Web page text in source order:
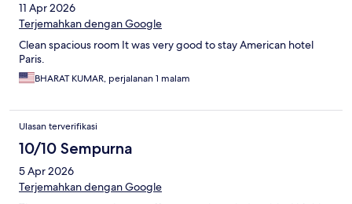
11 Apr 2026
Terjemahkan dengan Google
Clean spacious room It was very good to stay American hotel
Paris.
BHARAT KUMAR, perjalanan 1 malam
Ulasan terverifikasi
10/10 Sempurna
5 Apr 2026
Terjemahkan dengan Google